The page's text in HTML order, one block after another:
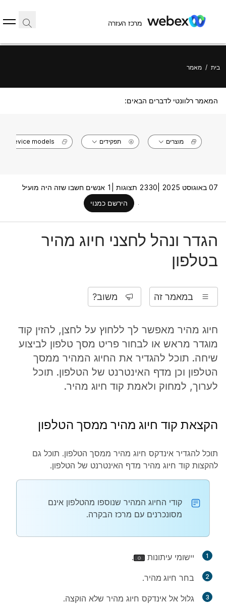
מרכז העזרה
בית / מאמר
המאמר רלוונטי לדברים הבאים:
מוצרים תפקידים Device models
07 באוגוסט 2025 | 2330 תצוגות |
1 אנשים חשבו שזה היה מועיל
הירשם כמנוי
הגדר ונהל לחצני חיוג מהיר
בטלפון
במאמר זה משוב?
חיוג מהיר מאפשר לך ללחוץ על לחצן, להזין קוד
מוגדר מראש או לבחור פריט מסך טלפון לביצוע
שיחה. תוכל להגדיר את החיוג המהיר ממסך
הטלפון וכן מדף האינטרנט של הטלפון. תוכל
לערוך, למחוק ולאמת קוד חיוג מהיר.
הקצאת קוד חיוג מהיר ממסך הטלפון
תוכל להגדיר אינדקס חיוג מהיר ממסך הטלפון. תוכל גם
להקצות קוד חיוג מהיר מדף האינטרנט של הטלפון.
קודי החיוג המהיר שנוספו מהטלפון אינם
מסונכרנים עם מרכז הבקרה.
1 יישומי עיתונות .
2 בחר חיוג מהיר.
3 גלול אל אינדקס חיוג מהיר שלא הוקצה.